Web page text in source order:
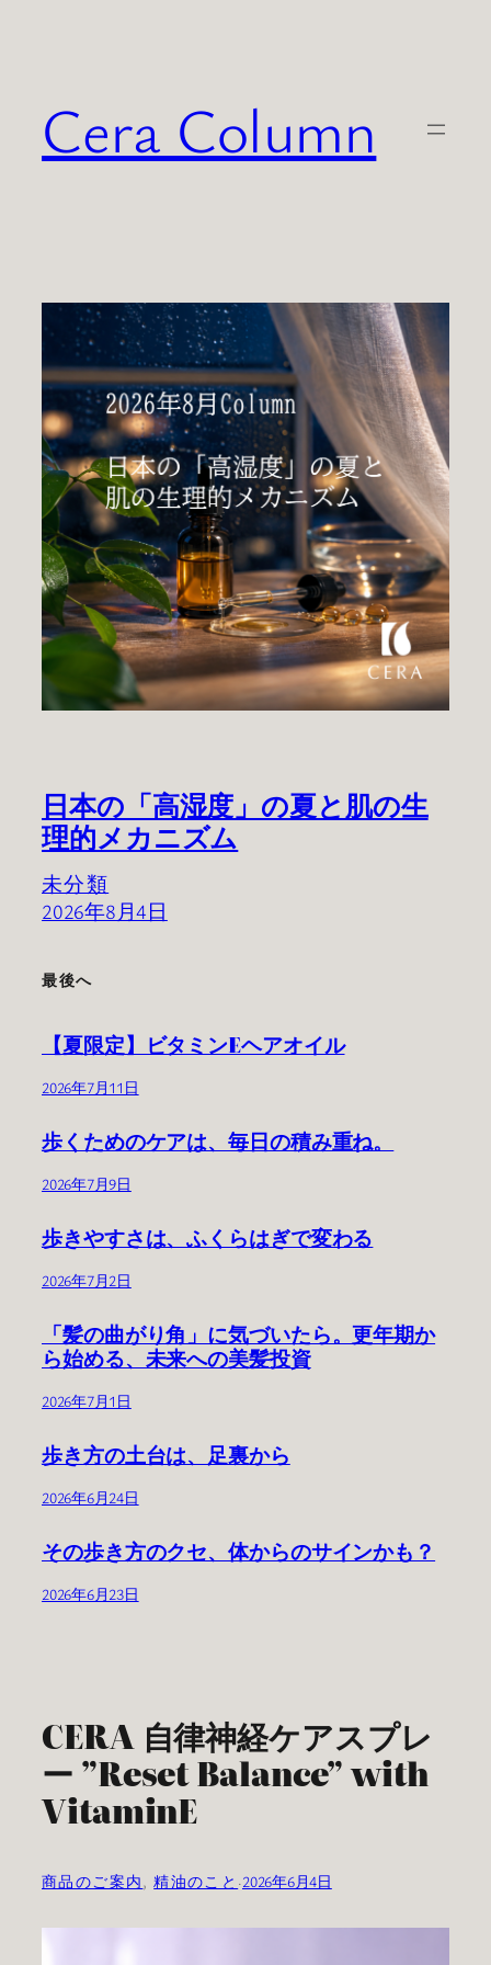
Cera Column
日本の「高湿度」の夏と肌の生
理的メカニズム
未分類
2026年8月4日
最後へ
【夏限定】ビタミンEヘアオイル
2026年7月11日
歩くためのケアは、毎日の積み重ね。
2026年7月9日
歩きやすさは、ふくらはぎで変わる
2026年7月2日
「髪の曲がり角」に気づいたら。更年期か
ら始める、未来への美髪投資
2026年7月1日
歩き方の土台は、足裏から
2026年6月24日
その歩き方のクセ、体からのサインかも？
2026年6月23日
CERA 自律神経ケアスプレ
ー ”Reset Balance” with
VitaminE
商品のご案内, 精油のこと ·2026年6月4日